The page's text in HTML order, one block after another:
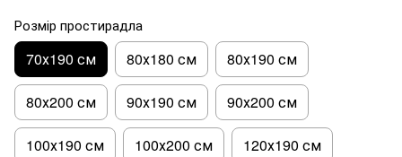
Розмір простирадла
70х190 см 80х180 см 80х190 см
80х200 см 90х190 см 90х200 см
100х190 см 100х200 см 120х190 см